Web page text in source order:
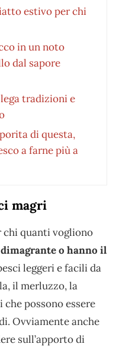
estivo per chi
in un noto
dal sapore
tradizioni e
di questa,
a farne più a
magri
chi quanti vogliono
o hanno il
leggeri e facili da
il merluzzo, la
che possono essere
Ovviamente anche
sull’apporto di